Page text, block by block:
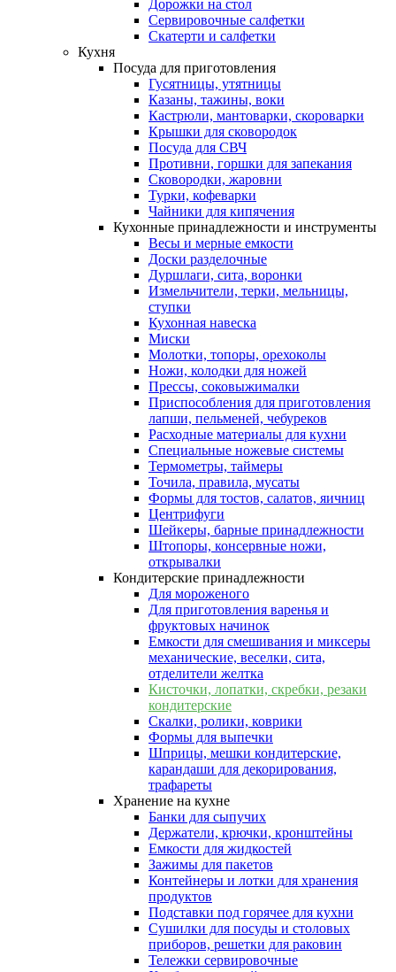
Дорожки на стол
Сервировочные салфетки
Скатерти и салфетки
Кухня
Посуда для приготовления
Гусятницы, утятницы
Казаны, тажины, воки
Кастрюли, мантоварки, скороварки
Крышки для сковородок
Посуда для СВЧ
Противни, горшки для запекания
Сковородки, жаровни
Турки, кофеварки
Чайники для кипячения
Кухонные принадлежности и инструменты
Весы и мерные емкости
Доски разделочные
Дуршлаги, сита, воронки
Измельчители, терки, мельницы,
ступки
Кухонная навеска
Миски
Молотки, топоры, орехоколы
Ножи, колодки для ножей
Прессы, соковыжималки
Приспособления для приготовления
лапши, пельменей, чебуреков
Расходные материалы для кухни
Специальные ножевые системы
Термометры, таймеры
Точила, правила, мусаты
Формы для тостов, салатов, яичниц
Центрифуги
Шейкеры, барные принадлежности
Штопоры, консервные ножи,
открывалки
Кондитерские принадлежности
Для мороженого
Для приготовления варенья и
фруктовых начинок
Емкости для смешивания и миксеры
механические, веселки, сита,
отделители желтка
Кисточки, лопатки, скребки, резаки
кондитерские
Скалки, ролики, коврики
Формы для выпечки
Шприцы, мешки кондитерские,
карандаши для декорирования,
трафареты
Хранение на кухне
Банки для сыпучих
Держатели, крючки, кронштейны
Емкости для жидкостей
Зажимы для пакетов
Контейнеры и лотки для хранения
продуктов
Подставки под горячее для кухни
Сушилки для посуды и столовых
приборов, решетки для раковин
Тележки сервировочные